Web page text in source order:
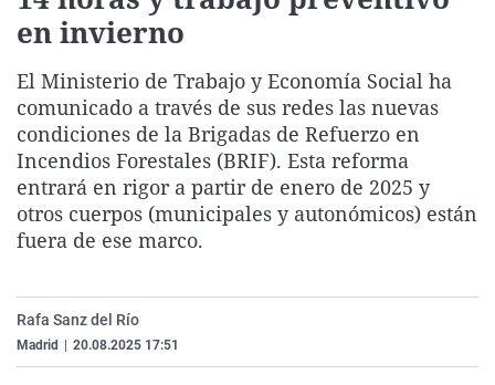
Como el perro y el
Equipo de
Operación Viuda
La Rioja
Navarra
País Vasco
Elecciones
en invierno
El Ministerio de Trabajo y Economía Social ha
comunicado a través de sus redes las nuevas
condiciones de la Brigadas de Refuerzo en
Incendios Forestales (BRIF). Esta reforma
entrará en rigor a partir de enero de 2025 y
otros cuerpos (municipales y autonómicos) están
fuera de ese marco.
Rafa Sanz del Río
Madrid 20.08.2025 17:51